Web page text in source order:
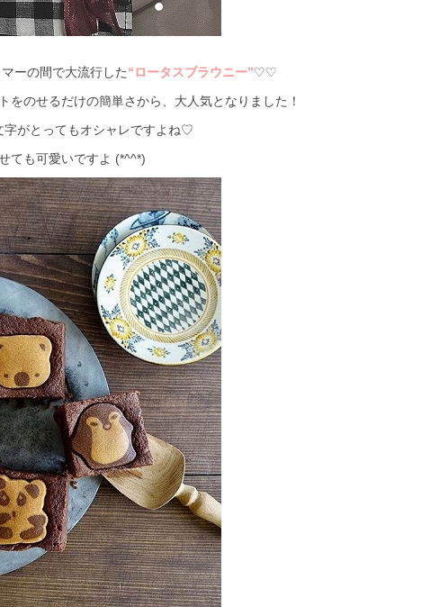
ーの間で大流行した“ロータスブラウニー”♡♡
をのせるだけの簡単さから、大人気となりました！
字がとってもオシャレですよね♡
ても可愛いですよ (*^^*)